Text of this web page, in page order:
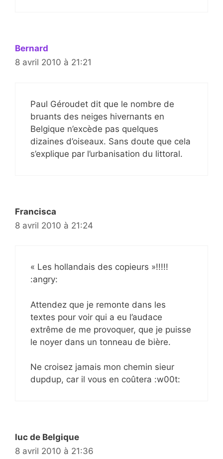
Bernard
8 avril 2010 à 21:21
Paul Géroudet dit que le nombre de
bruants des neiges hivernants en
Belgique n’excède pas quelques
dizaines d’oiseaux. Sans doute que cela
s’explique par l’urbanisation du littoral.
Francisca
8 avril 2010 à 21:24
« Les hollandais des copieurs »!!!!!
:angry:
Attendez que je remonte dans les
textes pour voir qui a eu l’audace
extrême de me provoquer, que je puisse
le noyer dans un tonneau de bière.
Ne croisez jamais mon chemin sieur
dupdup, car il vous en coûtera :w00t:
luc de Belgique
8 avril 2010 à 21:36